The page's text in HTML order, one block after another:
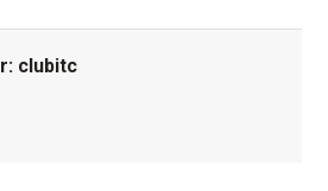
clubitc